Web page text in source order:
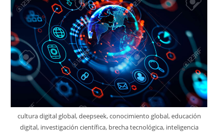
cultura digital global, deepseek, conocimiento global, educación
digital, investigación científica, brecha tecnológica, inteligencia